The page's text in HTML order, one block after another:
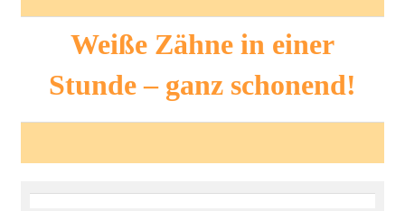
Weiße Zähne in einer
Stunde – ganz schonend!